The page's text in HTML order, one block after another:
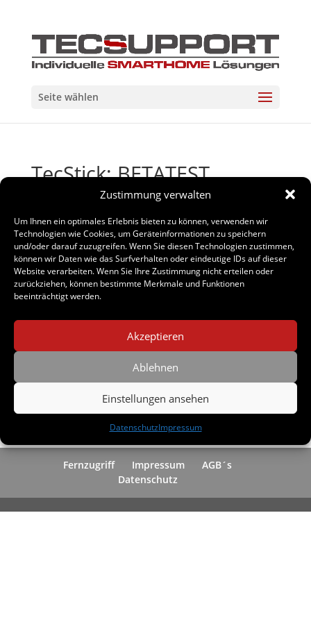
Zustimmung verwalten
Um Ihnen ein optimales Erlebnis bieten zu können, verwenden wir
Technologien wie Cookies, um Geräteinformationen zu speichern
und/oder darauf zuzugreifen. Wenn Sie diesen Technologien zustimmen,
können wir Daten wie das Surfverhalten oder eindeutige IDs auf dieser
Website verarbeiten. Wenn Sie Ihre Zustimmung nicht erteilen oder
zurückziehen, können bestimmte Merkmale und Funktionen
beeinträchtigt werden.
Akzeptieren
Ablehnen
Einstellungen ansehen
DatenschutzImpressum
Seite wählen
TecStick; BETATEST
Bewerbung
vonBenjamin Schneider|Jan. 10, 2016|News,
TecStick
Bald ist es so weit. Der Betatest kann starten. Die letzten
Kleinigkeiten werden noch umgesetzt und dann kann es
Wir möchten Sie einladen, bei den letzten Tests vor
Veröffentlichung mitzuwirken.
Wenn Sie Interesse haben, tragen Sie sich bitte
Fernzugriff Impressum
AGB´s
Datenschutz